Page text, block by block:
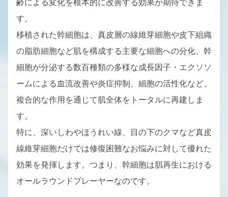
齢による変化を根本的に改善する効果が期待できま
す。
移植された幹細胞は、真皮層の線維芽細胞や皮下組織
の脂肪細胞など肌を構成する主要な細胞への分化、幹
細胞が分泌する数百種類の多様な成長因子・エクソソ
ームによる血流改善や炎症抑制、細胞の活性化など、
複合的な作用を通じて肌全体をトータルに再建しま
す。
特に、深いしわやほうれい線、目の下のクマなど真皮
線維芽細胞だけでは修復困難なお悩みに対して優れた
効果を発揮します。つまり、幹細胞は肌再生における
オールラウンドプレーヤーなのです。